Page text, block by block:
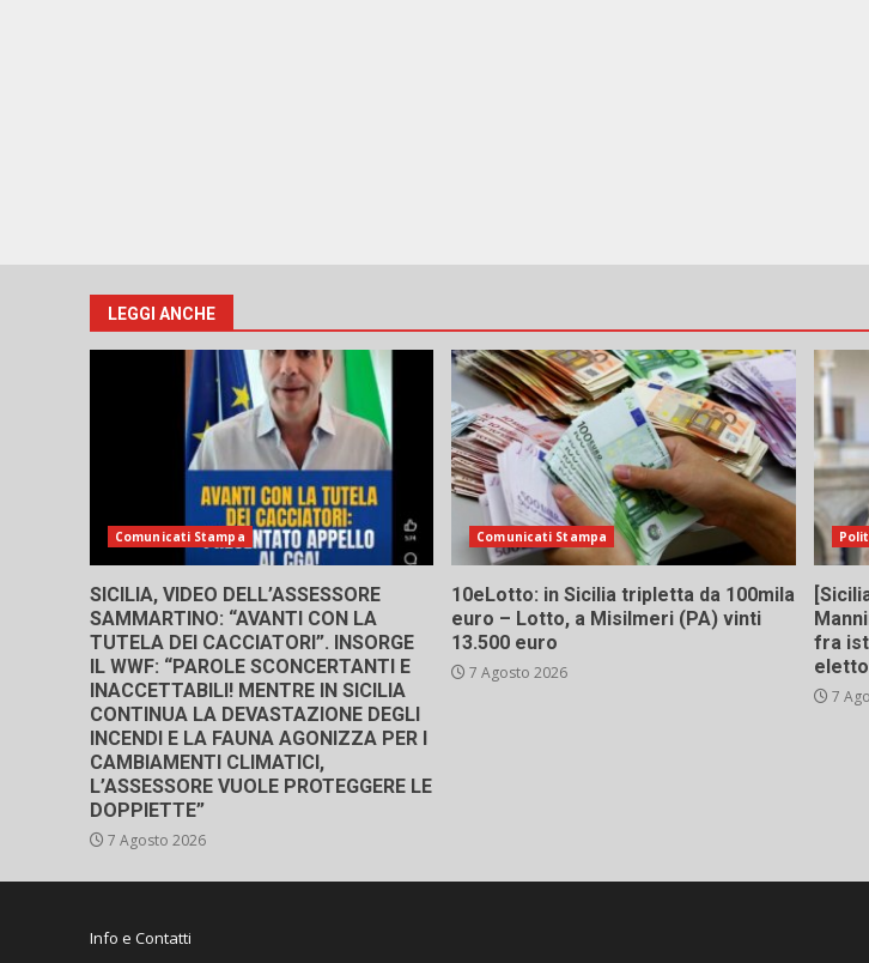
LEGGI ANCHE
Comunicati Stampa
SICILIA, VIDEO DELL’ASSESSORE
SAMMARTINO: “AVANTI CON LA
TUTELA DEI CACCIATORI”. INSORGE
IL WWF: “PAROLE SCONCERTANTI E
INACCETTABILI! MENTRE IN SICILIA
CONTINUA LA DEVASTAZIONE DEGLI
INCENDI E LA FAUNA AGONIZZA PER I
CAMBIAMENTI CLIMATICI,
L’ASSESSORE VUOLE PROTEGGERE LE
DOPPIETTE”
7 Agosto 2026
Comunicati Stampa
10eLotto: in Sicilia tripletta da 100mila
euro – Lotto, a Misilmeri (PA) vinti
13.500 euro
7 Agosto 2026
fra
7
Info e Contatti